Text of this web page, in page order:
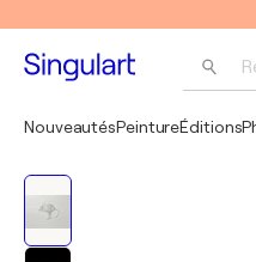
NouveautésPeintureÉditions